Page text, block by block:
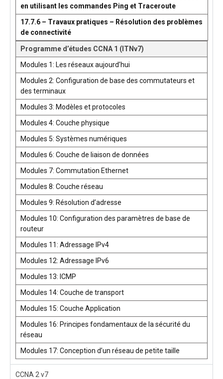
en utilisant les commandes Ping et Traceroute
17.7.6 – Travaux pratiques – Résolution des problèmes
de connectivité
Programme d’études CCNA 1 (ITNv7)
Modules 1: Les réseaux aujourd’hui
Modules 2: Configuration de base des commutateurs et
des terminaux
Modules 3: Modèles et protocoles
Modules 4: Couche physique
Modules 5: Systèmes numériques
Modules 6: Couche de liaison de données
Modules 7: Commutation Ethernet
Modules 8: Couche réseau
Modules 9: Résolution d’adresse
Modules 10: Configuration des paramètres de base de
routeur
Modules 11: Adressage IPv4
Modules 12: Adressage IPv6
Modules 13: ICMP
Modules 14: Couche de transport
Modules 15: Couche Application
Modules 16: Principes fondamentaux de la sécurité du
réseau
Modules 17: Conception d’un réseau de petite taille
CCNA 2 v7